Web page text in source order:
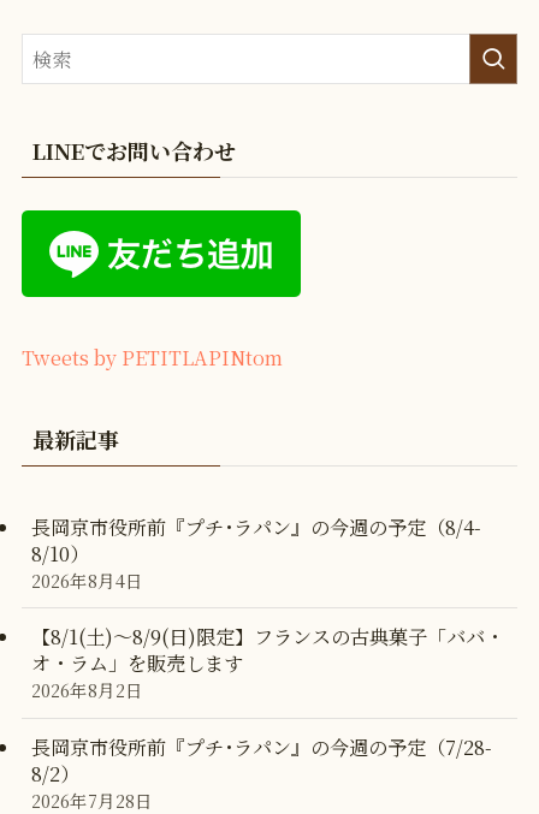
LINEでお問い合わせ
Tweets by PETITLAPINtom
最新記事
長岡京市役所前『プチ･ラパン』の今週の予定（8/4-
8/10）
2026年8月4日
【8/1(土)〜8/9(日)限定】フランスの古典菓子「ババ・
オ・ラム」を販売します
2026年8月2日
長岡京市役所前『プチ･ラパン』の今週の予定（7/28-
8/2）
2026年7月28日